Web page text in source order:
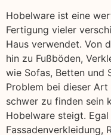
Hobelware ist eine
Fertigung vieler
Haus verwendet. Von
hin zu Fußböden,
wie Sofas, Betten und
Problem bei dieser
schwer zu finden sein
Hobelware steigt.
Fassadenverkleidung,